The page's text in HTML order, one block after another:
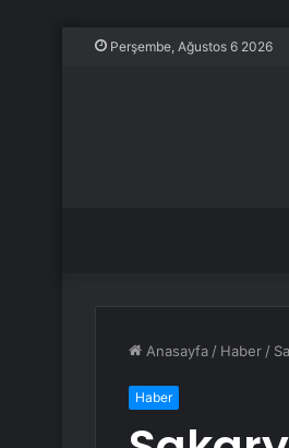
Perşembe, Ağustos 6 2026
Anasayfa / Haber /
Haber